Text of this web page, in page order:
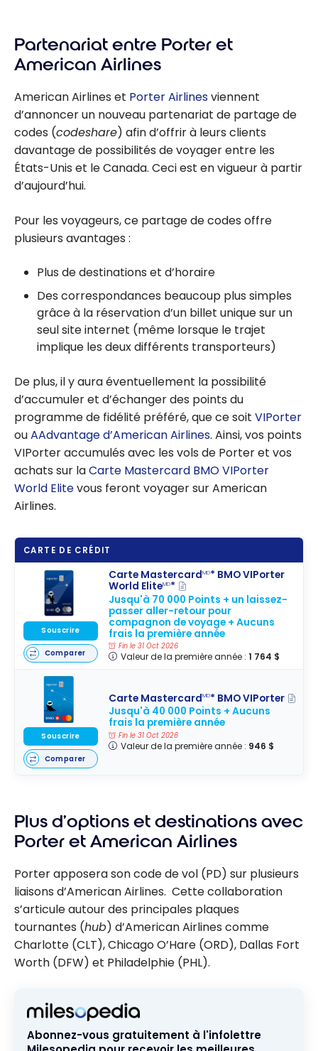
Partenariat entre Porter et
American Airlines
American Airlines et Porter Airlinesviennent
d’annoncer un nouveau partenariat de partage de
codes (codeshare) afin d’offrir à leurs clients
davantage de possibilités de voyager entre les
États-Unis et le Canada. Ceci est en vigueur à partir
d’aujourd’hui.
Pour les voyageurs, ce partage de codes offre
plusieurs avantages :
Plus de destinations et d’horaire
Des correspondances beaucoup plus simples
grâce à la réservation d’un billet unique sur un
seul site internet (même lorsque le trajet
implique les deux différents transporteurs)
De plus, il y aura éventuellement la possibilité
d’accumuler et d’échanger des points du
programme de fidélité préféré, que ce soit VIPorter
ouAAdvantage d’American Airlines. Ainsi, vos points
VIPorter accumulés avec les vols de Porter et vos
achats sur laCarte Mastercard BMO VIPorter
World Elitevous feront voyager sur American
Airlines.
CARTE DE CRÉDIT
Carte MastercardMD* BMO VIPorter
World EliteMD*
Jusqu'à 70 000 Points + un laissez-
passer aller-retour pour
compagnon de voyage + Aucuns
frais la première année
Fin le 31 Oct 2026
Valeur de la première année : 1 764 $
Souscrire
Comparer
Carte MastercardMD* BMO VIPorter
Jusqu'à 40 000 Points + Aucuns
frais la première année
Fin le 31 Oct 2026
Valeur de la première année : 946 $
Souscrire
Comparer
Plus d’options et destinations avec
Porter et American Airlines
Porter apposera son code de vol (PD) sur plusieurs
liaisons d’American Airlines. Cette collaboration
s’articule autour des principales plaques
tournantes (hub) d’American Airlines comme
Charlotte (CLT), Chicago O’Hare (ORD), Dallas Fort
Worth (DFW) et Philadelphie (PHL).
Abonnez-vous gratuitement à l'infolettre